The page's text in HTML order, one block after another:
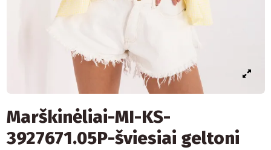
Marškinėliai-MI-KS-
3927671.05P-šviesiai geltoni